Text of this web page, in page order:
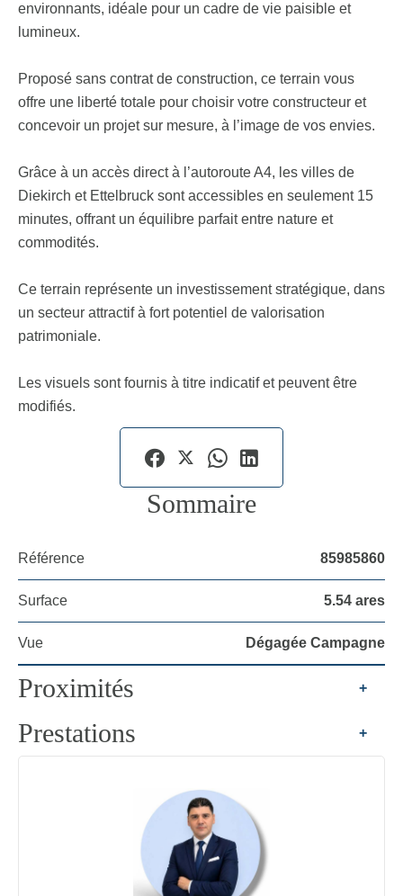
environnants, idéale pour un cadre de vie paisible et
lumineux.
Proposé sans contrat de construction, ce terrain vous
offre une liberté totale pour choisir votre constructeur et
concevoir un projet sur mesure, à l’image de vos envies.
Grâce à un accès direct à l’autoroute A4, les villes de
Diekirch et Ettelbruck sont accessibles en seulement 15
minutes, offrant un équilibre parfait entre nature et
commodités.
Ce terrain représente un investissement stratégique, dans
un secteur attractif à fort potentiel de valorisation
patrimoniale.
Les visuels sont fournis à titre indicatif et peuvent être
modifiés.
Sommaire
Référence 85985860
Surface 5.54 ares
Vue Dégagée Campagne
Proximités +
Prestations +